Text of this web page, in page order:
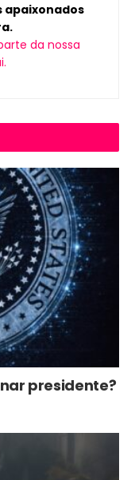
apaixonados
da nossa
presidente?